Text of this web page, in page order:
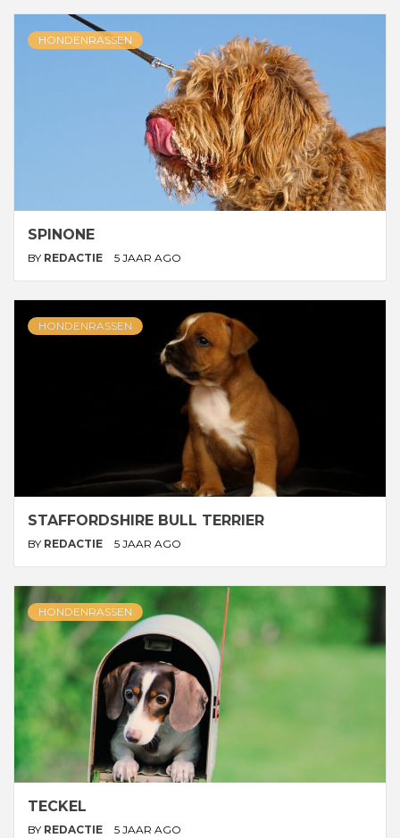
HONDENRASSEN
SPINONE
BY REDACTIE 5 JAAR AGO
HONDENRASSEN
STAFFORDSHIRE BULL TERRIER
BY REDACTIE 5 JAAR AGO
HONDENRASSEN
TECKEL
BY REDACTIE 5 JAAR AGO